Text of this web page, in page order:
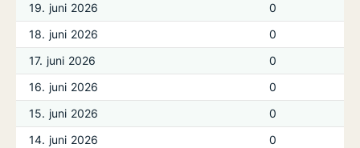
19. juni 2026
0
18. juni 2026
0
17. juni 2026
0
16. juni 2026
0
15. juni 2026
0
14. juni 2026
0